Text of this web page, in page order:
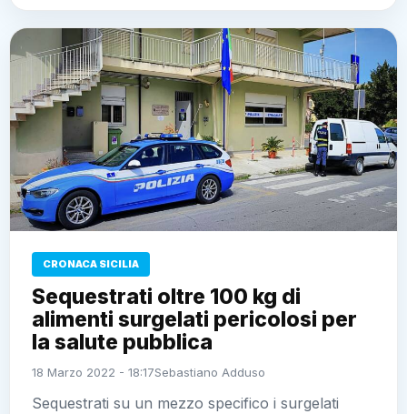
CRONACA SICILIA
Sequestrati oltre 100 kg di alimenti
surgelati pericolosi per la salute
pubblica
18 Marzo 2022 - 18:17Sebastiano Adduso
Sequestrati su un mezzo specifico i surgelati